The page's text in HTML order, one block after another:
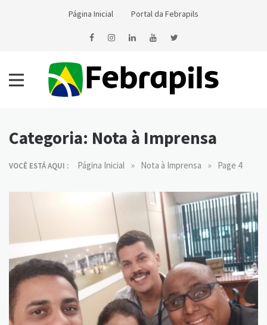
Página Inicial Portal da Febrapils
Categoria: Nota à Imprensa
VOCÊ ESTÁ AQUI : Página Inicial » Nota à Imprensa » Page 4